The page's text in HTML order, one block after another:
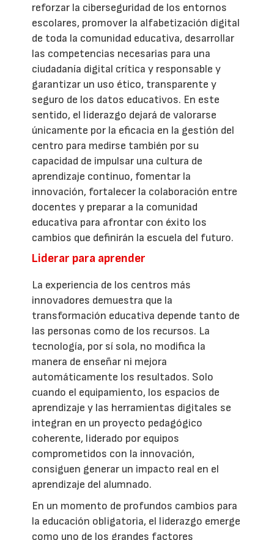
reforzar la ciberseguridad de los entornos
escolares, promover la alfabetización digital
de toda la comunidad educativa, desarrollar
las competencias necesarias para una
ciudadanía digital crítica y responsable y
garantizar un uso ético, transparente y
seguro de los datos educativos. En este
sentido, el liderazgo dejará de valorarse
únicamente por la eficacia en la gestión del
centro para medirse también por su
capacidad de impulsar una cultura de
aprendizaje continuo, fomentar la
innovación, fortalecer la colaboración entre
docentes y preparar a la comunidad
educativa para afrontar con éxito los
cambios que definirán la escuela del futuro.
Liderar para aprender
La experiencia de los centros más
innovadores demuestra que la
transformación educativa depende tanto de
las personas como de los recursos. La
tecnología, por sí sola, no modifica la
manera de enseñar ni mejora
automáticamente los resultados. Solo
cuando el equipamiento, los espacios de
aprendizaje y las herramientas digitales se
integran en un proyecto pedagógico
coherente, liderado por equipos
comprometidos con la innovación,
consiguen generar un impacto real en el
aprendizaje del alumnado.
En un momento de profundos cambios para
la educación obligatoria, el liderazgo emerge
como uno de los grandes factores